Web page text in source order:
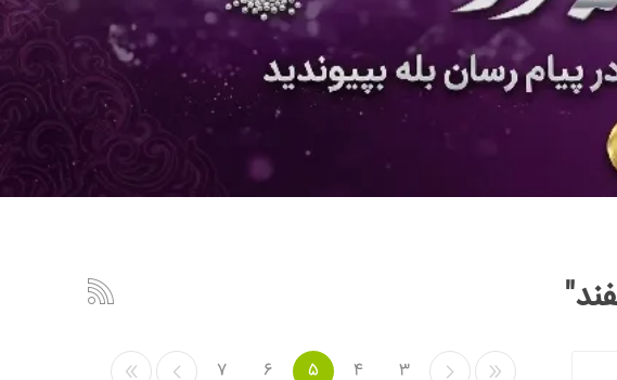
3
4
5
6
7